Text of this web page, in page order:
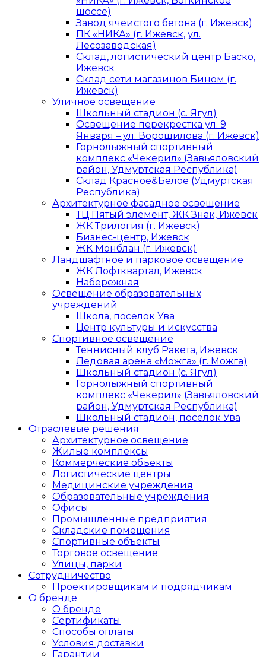
шоссе)
Завод ячеистого бетона (г. Ижевск)
ПК «НИКА» (г. Ижевск, ул.
Лесозаводская)
Склад, логистический центр Баско,
Ижевск
Склад сети магазинов Бином (г.
Ижевск)
Уличное освещение
Школьный стадион (с. Ягул)
Освещение перекрестка ул. 9
Января – ул. Ворошилова (г. Ижевск)
Горнолыжный спортивный
комплекс «Чекерил» (Завьяловский
район, Удмуртская Республика)
Склад Красное&Белое (Удмуртская
Республика)
Архитектурное фасадное освещение
ТЦ Пятый элемент, ЖК Знак, Ижевск
ЖК Трилогия (г. Ижевск)
Бизнес-центр, Ижевск
ЖК Монблан (г. Ижевск)
Ландшафтное и парковое освещение
ЖК Лофтквартал, Ижевск
Набережная
Освещение образовательных
учреждений
Школа, поселок Ува
Центр культуры и искусства
Спортивное освещение
Теннисный клуб Ракета, Ижевск
Ледовая арена «Можга» (г. Можга)
Школьный стадион (с. Ягул)
Горнолыжный спортивный
комплекс «Чекерил» (Завьяловский
район, Удмуртская Республика)
Школьный стадион, поселок Ува
Отраслевые решения
Архитектурное освещение
Жилые комплексы
Коммерческие объекты
Логистические центры
Медицинские учреждения
Образовательные учреждения
Офисы
Промышленные предприятия
Складские помещения
Спортивные объекты
Торговое освещение
Улицы, парки
Сотрудничество
Проектировщикам и подрядчикам
О бренде
О бренде
Сертификаты
Способы оплаты
Условия доставки
Гарантии